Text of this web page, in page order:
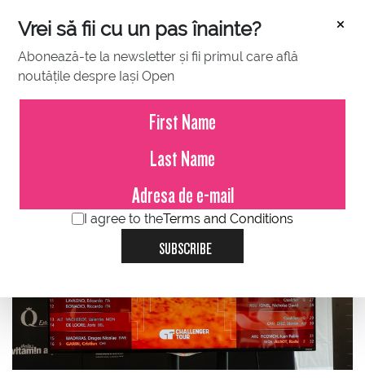
×
Vrei să fii cu un pas înainte?
Abonează-te la newsletter și fii primul care află
noutățile despre Iași Open
I agree to theTerms and Conditions
SUBSCRIBE
JULY 08, 2023
S-a tras la sorți tabloul principal!